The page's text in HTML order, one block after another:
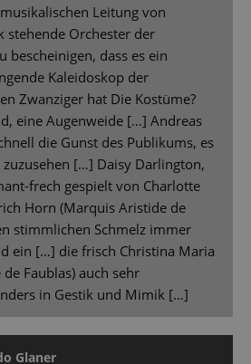
Leitung von
stehende Orchester der
bescheinigen, dass es ein
Kaleidoskop der
Zwanziger hat Die Kostüme?
eine Augenweide […] Andreas
die Gunst des Publikums, es
[…] Daisy Darlington,
frech gespielt von Charlotte
Horn (Marquis Aristide de
stimmlichen Schmelz immer
ein […] die frisch Christina Maria
Faublas) auch sehr
in Gestik und Mimik […]
Glaner